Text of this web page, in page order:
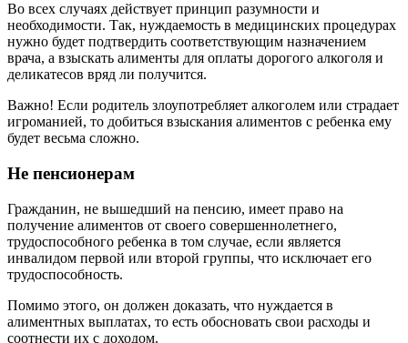
Во всех случаях действует принцип разумности и
необходимости. Так, нуждаемость в медицинских процедурах
нужно будет подтвердить соответствующим назначением
врача, а взыскать алименты для оплаты дорогого алкоголя и
деликатесов вряд ли получится.
Важно! Если родитель злоупотребляет алкоголем или страдает
игроманией, то добиться взыскания алиментов с ребенка ему
будет весьма сложно.
Не пенсионерам
Гражданин, не вышедший на пенсию, имеет право на
получение алиментов от своего совершеннолетнего,
трудоспособного ребенка в том случае, если является
инвалидом первой или второй группы, что исключает его
трудоспособность.
Помимо этого, он должен доказать, что нуждается в
алиментных выплатах, то есть обосновать свои расходы и
соотнести их с доходом.